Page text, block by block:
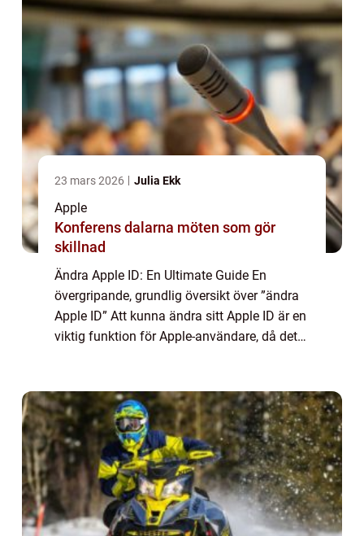
23 mars 2026 Julia Ekk
Apple
Konferens dalarna möten som gör
skillnad
Ändra Apple ID: En Ultimate Guide En
övergripande, grundlig översikt över ”ändra
Apple ID” Att kunna ändra sitt Apple ID är en
viktig funktion för Apple-användare, då det